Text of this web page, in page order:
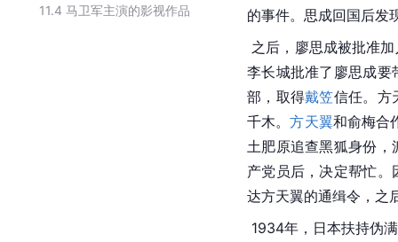
11.4 马卫军主演的影视作品
的事件。思成回国后发
之后，廖思成被批准
李长城批准了 廖思成要
部，取得戴笠信任。方
千木。方天翼和俞梅合
土肥原追查黑狐身份
产党员后，决定帮忙
达方天翼的通缉令，之
1934年， 日本扶持伪